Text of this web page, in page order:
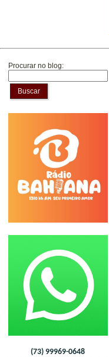
Procurar no blog:
Buscar
(73) 99969-0648